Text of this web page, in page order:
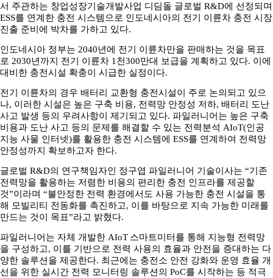
서 주관하는 창업성장기술개발사업 디딤돌 글로벌 R&D에 선정되며
ESS를 연계한 충전 시스템으로 인도네시아의 전기 이륜차 충전 시장
진출 준비에 박차를 가하고 있다.
인도네시아 정부는 2040년에 전기 이륜차만을 판매하는 것을 목표
로 2030년까지 전기 이륜차 1천300만대 보급을 계획하고 있다. 이에
대비한 충전시설 확충이 시급한 실정이다.
전기 이륜차의 경우 배터리 교환형 충전시설이 주로 논의되고 있으
나, 이러한 시설은 높은 구축 비용, 전력망 안정성 저하, 배터리 도난
사고 발생 등의 우려사항이 제기되고 있다. 파일러니어는 높은 구축
비용과 도난 사고 등의 문제를 해결할 수 있는 전력분석 AIoT(인공
지능 사물 인터넷)를 활용한 충전 시스템에 ESS를 연계하여 전력망
안정성까지 확보하고자 한다.
글로벌 R&D의 연구책임자인 정구엽 파일러니어 기술이사는 “기존
전력망을 활용하는 저렴한 비용의 편리한 충전 인프라를 제공할
것”이라며 “불안정한 전력 환경에서도 사용 가능한 충전 시설을 통
해 모빌리티 전동화를 촉진하고, 이를 바탕으로 지속 가능한 미래를
만드는 것이 목표”라고 밝혔다.
파일러니어는 자체 개발한 AIoT 스마트미터를 통해 지능형 전력망
을 구성하고, 이를 기반으로 전력 사용의 효율과 안전을 증대하는 다
양한 솔루션을 제공한다. 최근에는 충전소 안전 강화와 운영 효율 개
선을 위한 실시간 전력 모니터링 솔루션의 PoC를 시작하는 등 적극